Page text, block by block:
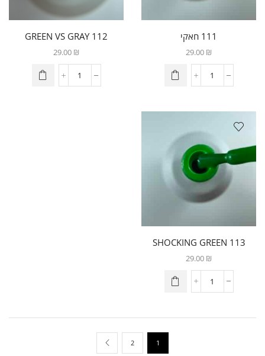
111 חאקי
29.00 ₪
112 GREEN VS GRAY
29.00 ₪
113 SHOCKING GREEN
29.00 ₪
1
2